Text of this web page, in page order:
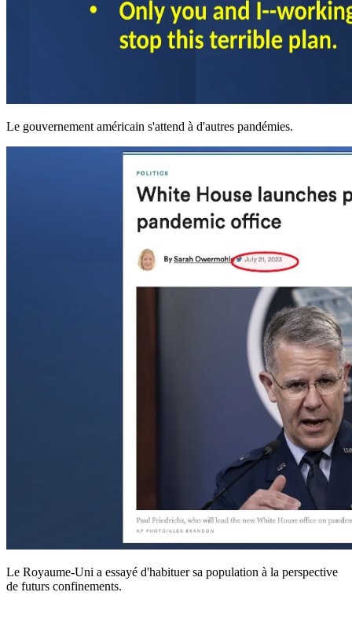
Le gouvernement américain s'attend à d'autres pandémies.
Le Royaume-Uni a essayé d'habituer sa population à la perspective
de futurs confinements.